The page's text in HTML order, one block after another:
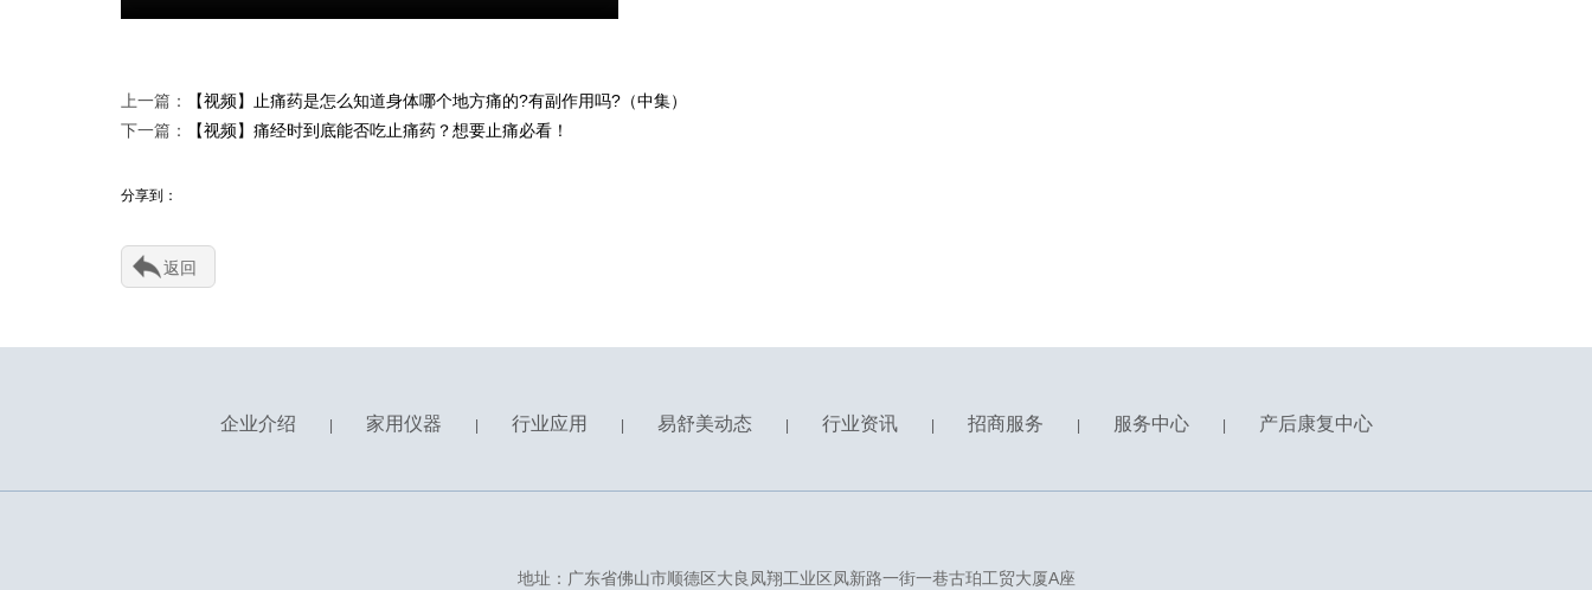
上一篇：
【视频】止痛药是怎么知道身体哪个地方痛的?有副作用吗?（中集）
下一篇：
【视频】痛经时到底能否吃止痛药？想要止痛必看！
分享到：
返回
企业介绍 家用仪器 行业应用 易舒美动态 行业资讯 招商服务 服务中心 产后康复中心
地址：广东省佛山市顺德区大良凤翔工业区凤新路一街一巷古珀工贸大厦A座